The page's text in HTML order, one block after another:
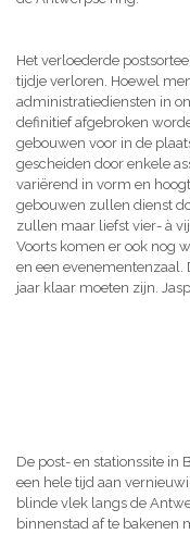
Het verloederde
tijdje verloren. Hoewel
administratiediensten in
definitief afgebroken
gebouwen voor in de
gescheiden door enkele
variërend in vorm en
gebouwen zullen dienst
zullen maar liefst vier- à
Voorts komen er ook nog
en een evenementenzaal.
jaar klaar moeten zijn.
De post- en stationssite in
een hele tijd aan
blinde vlek langs de
binnenstad af te bakenen